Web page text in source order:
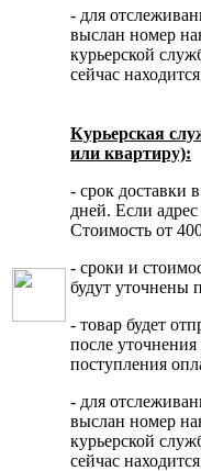
- для
выслан номер
курьерской
сейчас
Курьерская
или квартиру):
- срок доставки
дней. Если
Стоимость от
- сроки и
будут уточнены
- товар будет
после уточнения
поступления
- для
выслан номер
курьерской
сейчас